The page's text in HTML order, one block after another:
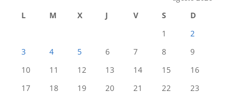
L
M X J V S
D
1
2
3
4 5 6 7 8
9
10
11 12 13 14 15
16
17
18 19 20 21 22
23